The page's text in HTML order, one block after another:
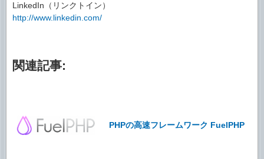
LinkedIn（リンクトイン）
http://www.linkedin.com/
関連記事:
PHPの高速フレームワーク FuelPHP